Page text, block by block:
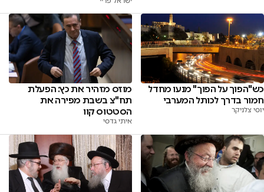
כש"הפוך על הפוך" מנעו מחדל
חמור בדרך לכותל המערבי
יוסי צלניקר
מוזס מזהיר את כץ: הפעלת
תח"צ בשבת מפירה את
הסטטוס קוו
איתי גדסי